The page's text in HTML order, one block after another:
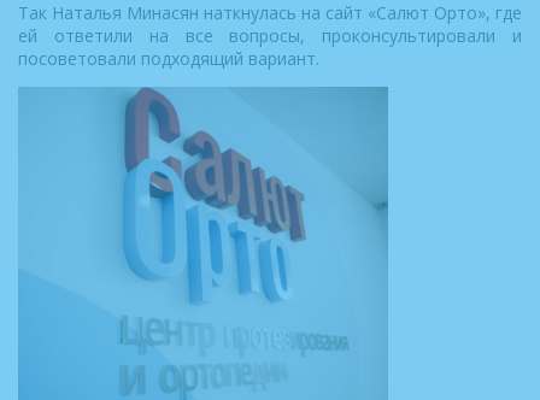
Так Наталья Минасян наткнулась на сайт «Салют Орто», где
ей ответили на все вопросы, проконсультировали и
посоветовали подходящий вариант.